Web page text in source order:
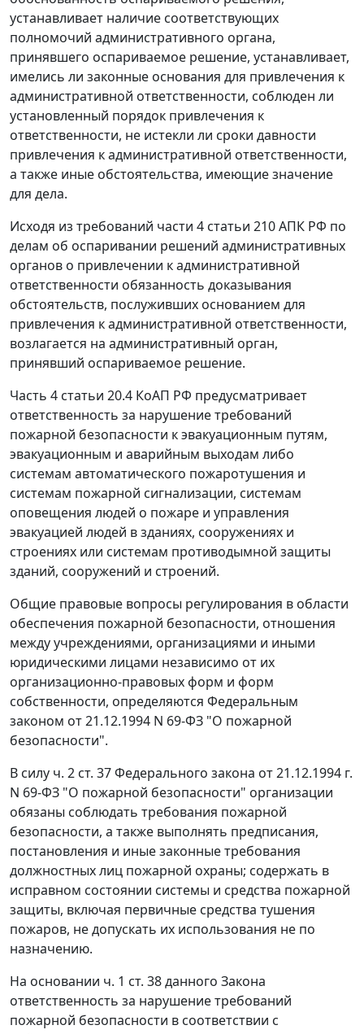
устанавливает наличие соответствующих
полномочий административного органа,
принявшего оспариваемое решение, устанавливает,
имелись ли законные основания для привлечения к
административной ответственности, соблюден ли
установленный порядок привлечения к
ответственности, не истекли ли сроки давности
привлечения к административной ответственности,
а также иные обстоятельства, имеющие значение
для дела.
Исходя из требований части 4 статьи 210АПК РФ по
делам об оспаривании решений административных
органов о привлечении к административной
ответственности обязанность доказывания
обстоятельств, послуживших основанием для
привлечения к административной ответственности,
возлагается на административный орган,
принявший оспариваемое решение.
Часть 4 статьи 20.4 КоАП РФ предусматривает
ответственность за нарушение требований
пожарной безопасности к эвакуационным путям,
эвакуационным и аварийным выходам либо
системам автоматического пожаротушения и
системам пожарной сигнализации, системам
оповещения людей о пожаре и управления
эвакуацией людей в зданиях, сооружениях и
строениях или системам противодымной защиты
зданий, сооружений и строений.
Общие правовые вопросы регулирования в области
обеспечения пожарной безопасности, отношения
между учреждениями, организациями и иными
юридическими лицами независимо от их
организационно-правовых форм и форм
собственности, определяются Федеральным
законом от 21.12.1994 N 69-ФЗ "О пожарной
безопасности".
В силу ч. 2 ст. 37Федерального закона от 21.12.1994 г.
N 69-ФЗ "О пожарной безопасности" организации
обязаны соблюдать требования пожарной
безопасности, а также выполнять предписания,
постановления и иные законные требования
должностных лиц пожарной охраны; содержать в
исправном состоянии системы и средства пожарной
защиты, включая первичные средства тушения
пожаров, не допускать их использования не по
назначению.
На основании ч. 1 ст. 38 данного Закона
ответственность за нарушение требований
пожарной безопасности в соответствии с